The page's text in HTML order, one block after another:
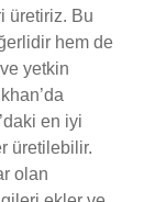
üretiriz. Bu
hem de
yetkin
en iyi
üretilebilir.
olan